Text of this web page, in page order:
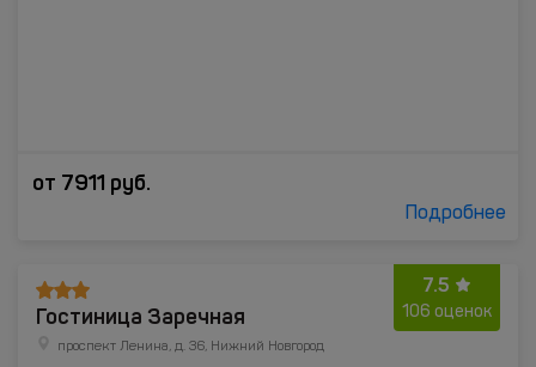
от 7911 руб.
Подробнее
7.5
106 оценок
Гостиница Заречная
проспект Ленина, д. 36, Нижний Новгород